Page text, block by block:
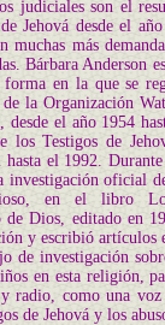
judiciales son el
Jehová desde el
muchas más
Bárbara Anderson
en la que se
la Organización
desde el año 1954
los Testigos de
el 1992.
investigación oficial
en el libro
de Dios, editado en
y escribió artículos
de investigación
en esta religión,
radio, como una voz
de Jehová y los